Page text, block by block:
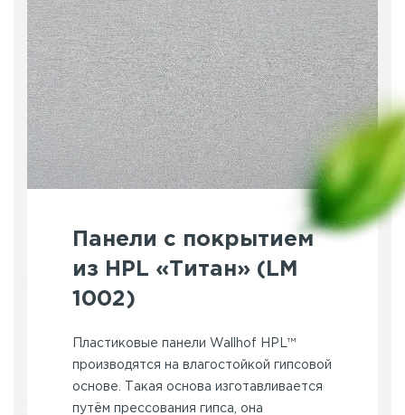
Панели с покрытием
из HPL «Титан» (LM
1002)
Пластиковые панели Wallhof HPL™
производятся на влагостойкой гипсовой
основе. Такая основа изготавливается
путём прессования гипса, она